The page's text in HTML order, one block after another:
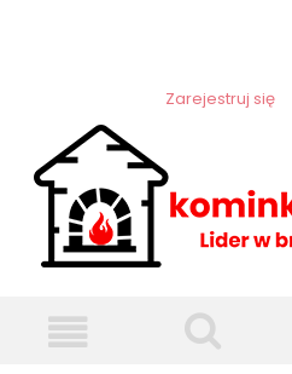
Zarejestruj się